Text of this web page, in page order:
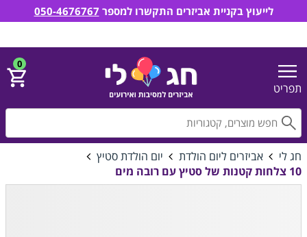
תפריט
0
חג לי אביזרים ליום הולדת
יום הולדת סטיץ
10 צלחות קטנות של סטיץ עם רובה מים
לייעוץ בקניית אביזרים התקשרו למספר 050-4676767